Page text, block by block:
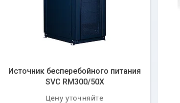
Источник бесперебойного питания
SVC RM300/50X
Цену уточняйте